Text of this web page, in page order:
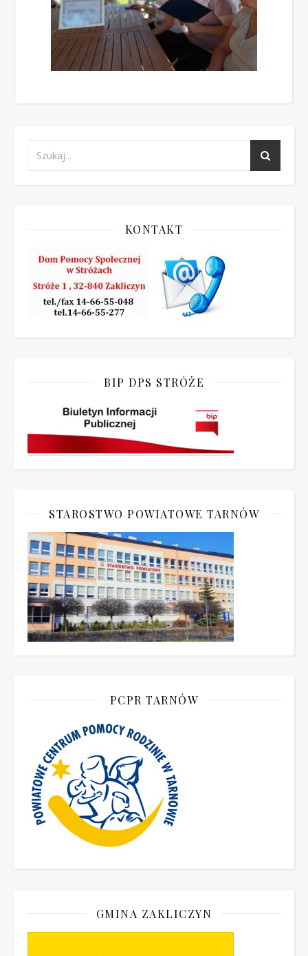
KONTAKT
BIP DPS STRÓŻE
STAROSTWO POWIATOWE TARNÓW
PCPR TARNÓW
GMINA ZAKLICZYN